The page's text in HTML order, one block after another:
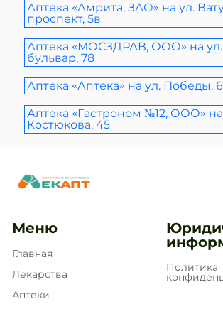
Аптека «Амрита, ЗАО» на ул.
проспект, 5в
Аптека «МОСЗДРАВ, ООО» на
бульвар, 78
Аптека «Аптека» на ул. Победы,
Аптека «Гастроном №12, ООО» на
Костюкова, 45
Меню
Главная
Лекарства
Аптеки
Политика